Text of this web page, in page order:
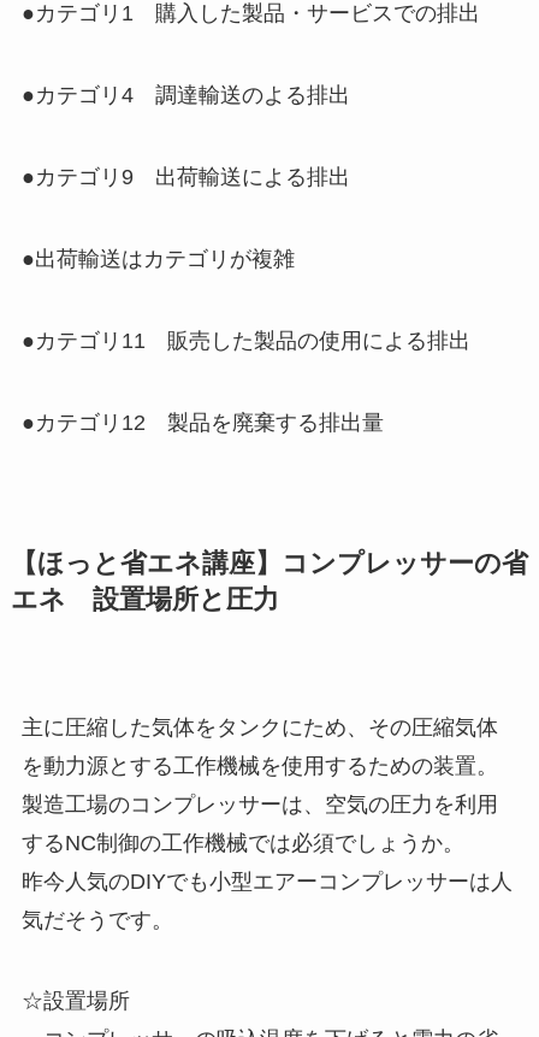
●カテゴリ1 購入した製品・サービスでの排出
●カテゴリ4 調達輸送のよる排出
●カテゴリ9 出荷輸送による排出
●出荷輸送はカテゴリが複雑
●カテゴリ11 販売した製品の使用による排出
●カテゴリ12 製品を廃棄する排出量
【ほっと省エネ講座】コンプレッサーの省
エネ 設置場所と圧力
主に圧縮した気体をタンクにため、その圧縮気体
を動力源とする工作機械を使用するための装置。
製造工場のコンプレッサーは、空気の圧力を利用
するNC制御の工作機械では必須でしょうか。
昨今人気のDIYでも小型エアーコンプレッサーは人
気だそうです。
☆設置場所